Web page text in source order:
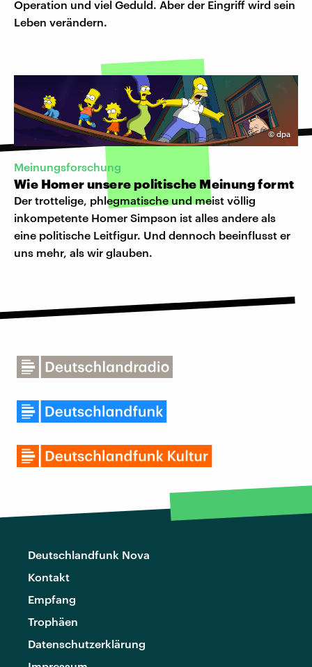
Operation und viel Geduld. Aber der Eingriff wird sein
Leben verändern.
© dpa
Meinungsforschung
Wie Homer unsere politische Meinung formt
Der trottelige, phlegmatische und meist völlig
inkompetente Homer Simpson ist alles andere als
eine politische Leitfigur. Und dennoch beeinflusst er
uns mehr, als wir glauben.
Deutschlandfunk Nova
Kontakt
Empfang
Trophäen
Datenschutzerklärung